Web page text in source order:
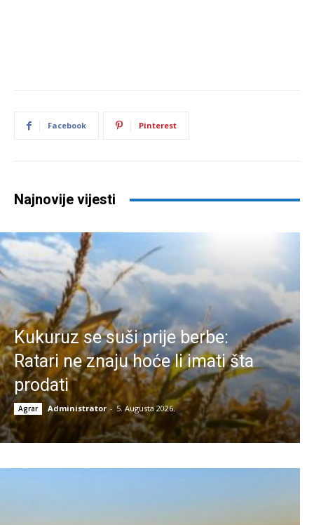
Facebook Pinterest
Najnovije vijesti
Kukuruz se suši prije berbe:
Ratari ne znaju hoće li imati šta
prodati
Agrar Administrator - 5. Augusta 2026.